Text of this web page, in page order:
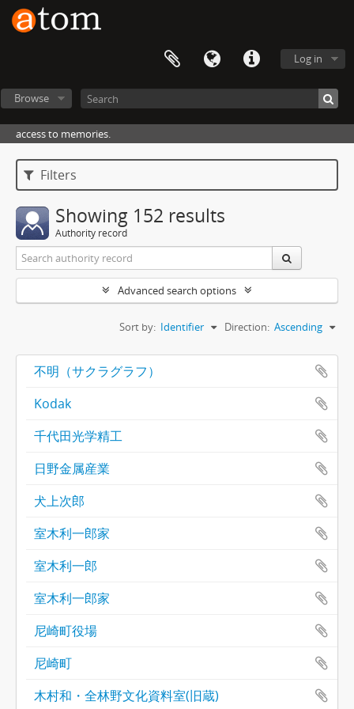
Log in
Browse
access to memories.
Filters
Showing 152 results
Authority record
Advanced search options
Sort by: Identifier Direction: Ascending
不明（サクラグラフ）
Kodak
千代田光学精工
日野金属産業
犬上次郎
室木利一郎家
室木利一郎
室木利一郎家
尼崎町役場
尼崎町
木村和・全林野文化資料室(旧蔵)